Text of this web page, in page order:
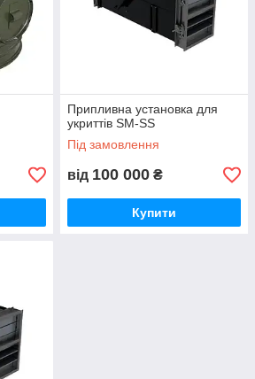
Припливна установка для
укриттів SM-SS
Під замовлення
від 100 000 ₴
Купити